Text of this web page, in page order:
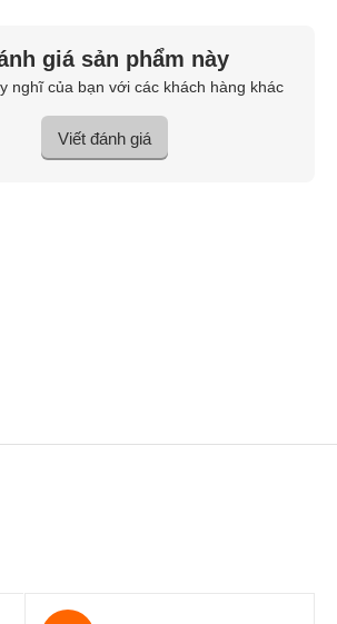
giá sản phẩm này
nghĩ của bạn với các khách hàng khác
Viết đánh giá